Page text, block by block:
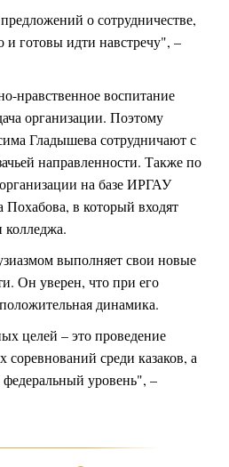
о сотрудничестве,
и готовы идти навстречу", –
нравственное воспитание
организации. Поэтому
Гладышева сотрудничают с
направленности. Также по
на базе ИРГАУ
в который входят
колледжа.
выполняет свои новые
Он уверен, что при его
динамика.
целей – это проведение
среди казаков, а
уровень", –